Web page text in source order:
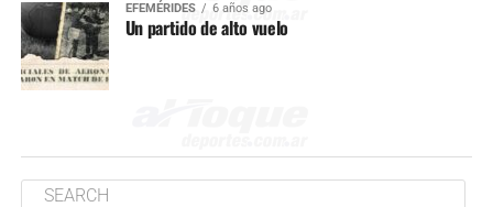
EFEMÉRIDES 6 años ago
Un partido de alto vuelo